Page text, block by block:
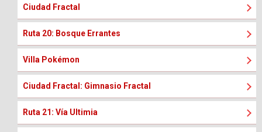
Ciudad Fractal
Ruta 20: Bosque Errantes
Villa Pokémon
Ciudad Fractal: Gimnasio Fractal
Ruta 21: Vía Ultimia